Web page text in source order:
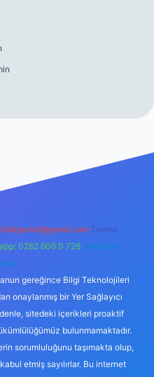
Teams:
0262 606 0 726 Telegram:
gereğince Bilgi Teknolojileri
onaylanmış bir Yer Sağlayıcı
sitedeki içerikleri proaktif
bulunmamaktadır.
sorumluluğunu taşımakta olup,
etmiş sayılırlar. Bu internet